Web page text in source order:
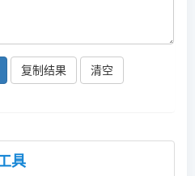
复制结果
具